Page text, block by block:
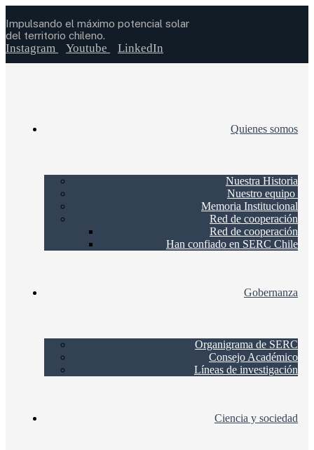
Impulsando el máximo potencial solar
del territorio chileno.
Instagram Youtube LinkedIn
Quienes somos
Nuestra Historia
Nuestro equipo
Memoria Institucional
Red de cooperación
Red de cooperación
Han confiado en SERC Chile
Gobernanza
Organigrama de SERC
Consejo Académico
Líneas de investigación
Ciencia y sociedad